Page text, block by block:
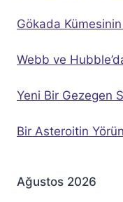
Gökada
Webb ve
Yeni Bir Gezegen
Bir Asteroitin
Ağustos 2026